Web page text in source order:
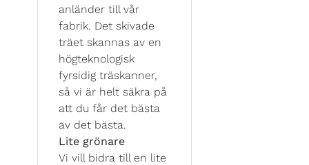
anländer till vår
fabrik. Det skivade
träet skannas av en
högteknologisk
fyrsidig träskanner,
så vi är helt säkra på
att du får det bästa
av det bästa.
Lite grönare
Vi vill bidra till en lite